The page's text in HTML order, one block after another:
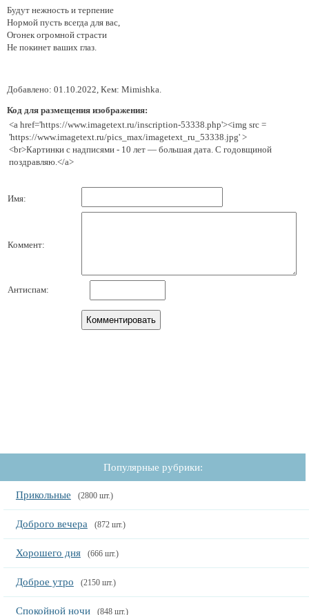
Будут нежность и терпение
Нормой пусть всегда для вас,
Огонек огромной страсти
Не покинет ваших глаз.
Добавлено: 01.10.2022, Кем: Mimishka.
Код для размещения изображения:
<a href='https://www.imagetext.ru/inscription-53338.php'><img src =
'https://www.imagetext.ru/pics_max/imagetext_ru_53338.jpg' >
<br>Картинки с надписями - 10 лет — большая дата. С годовщиной
поздравляю.</a>
Имя:
Коммент:
Антиспам:
Популярные рубрики:
Прикольные (2800 шт.)
Доброго вечера (872 шт.)
Хорошего дня (666 шт.)
Доброе утро (2150 шт.)
Спокойной ночи (848 шт.)